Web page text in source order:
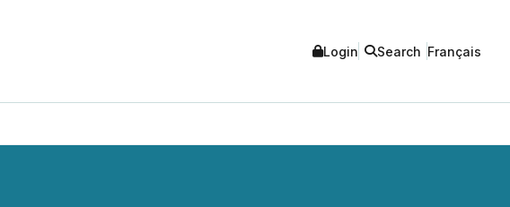
Login Search Français